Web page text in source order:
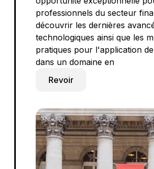
professionnels du secteur
découvrir les dernières
technologiques ainsi que les
pratiques pour l'application
dans un domaine en
Revoir